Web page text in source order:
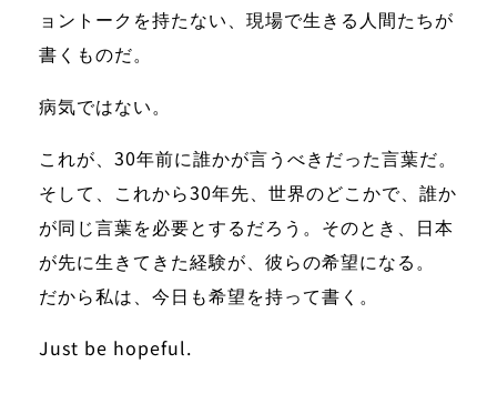
ョントークを持たない、現場で生きる人間たちが
書くものだ。
病気ではない。
これが、30年前に誰かが言うべきだった言葉だ。
そして、これから30年先、世界のどこかで、誰か
が同じ言葉を必要とするだろう。そのとき、日本
が先に生きてきた経験が、彼らの希望になる。
だから私は、今日も希望を持って書く。
Just be hopeful.